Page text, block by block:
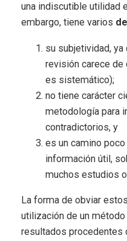
una indiscutible utilidad
embargo, tiene varios
su subjetividad,
revisión carece de
es sistemático);
no tiene carácter
metodología para
contradictorios, y
es un camino
información útil,
muchos estudios
La forma de obviar
utilización de un
resultados procedentes